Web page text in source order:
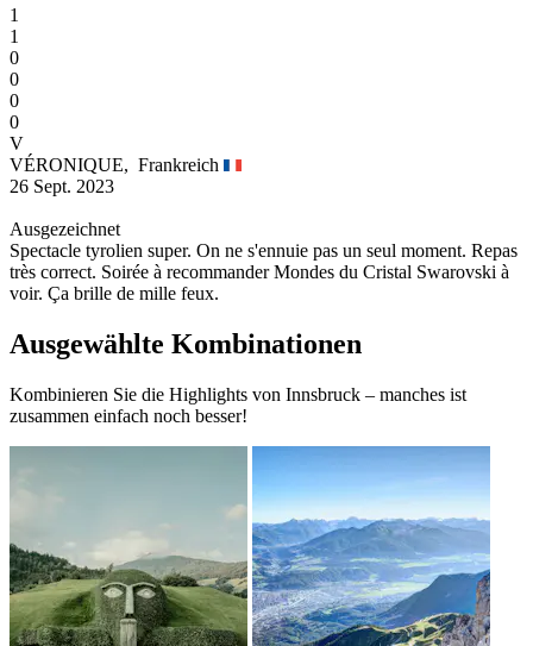
1
1
0
0
0
0
V
VÉRONIQUE, Frankreich
26 Sept. 2023
Ausgezeichnet
Spectacle tyrolien super. On ne s'ennuie pas un seul moment. Repas
très correct. Soirée à recommander Mondes du Cristal Swarovski à
voir. Ça brille de mille feux.
Ausgewählte Kombinationen
Kombinieren Sie die Highlights von Innsbruck – manches ist
zusammen einfach noch besser!